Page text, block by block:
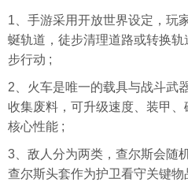
1、手游采用开放世界设定，玩
蜒轨道，徒步清理道路或转换
步行动 ;
2、火车是唯一的载具与战斗武
收集废料，可升级速度、装甲
核心性能 ;
3、敌人分为两类，查尔斯会随
查尔斯头套作为护卫看守关键